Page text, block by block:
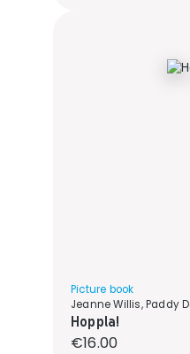
Picture book
Jeanne Willis, Paddy
Hoppla!
Regular price:
€16.00